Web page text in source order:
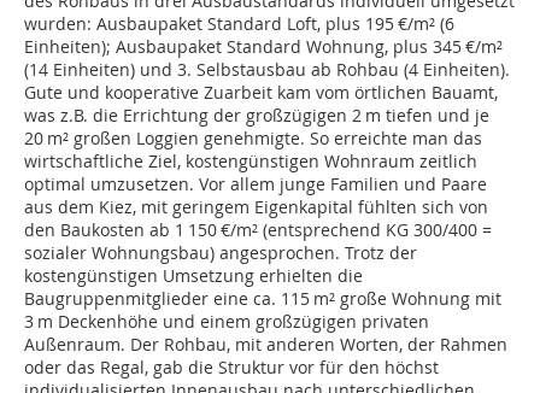
wurden: Ausbaupaket Standard Loft, plus 195 €/m² (6
Einheiten); Ausbaupaket Standard Wohnung, plus 345 €/m²
(14 Einheiten) und 3. Selbstausbau ab Rohbau (4 Einheiten).
Gute und kooperative Zuarbeit kam vom örtlichen Bauamt,
was z.B. die Errichtung der großzügigen 2 m tiefen und je
20 m² großen Loggien genehmigte. So erreichte man das
wirtschaftliche Ziel, kostengünstigen Wohnraum zeitlich
optimal umzusetzen. Vor allem junge Familien und Paare
aus dem Kiez, mit geringem Eigenkapital fühlten sich von
den Baukosten ab 1 150 €/m² (entsprechend KG 300/400 =
sozialer Wohnungsbau) angesprochen. Trotz der
kostengünstigen Umsetzung erhielten die
Baugruppenmitglieder eine ca. 115 m² große Wohnung mit
3 m Deckenhöhe und einem großzügigen privaten
Außenraum. Der Rohbau, mit anderen Worten, der Rahmen
oder das Regal, gab die Struktur vor für den höchst